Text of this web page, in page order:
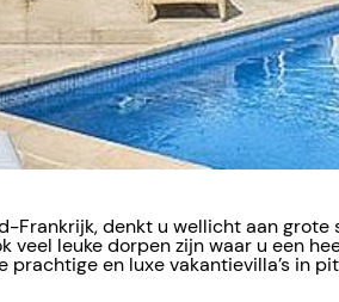
denkt u wellicht aan grote
veel leuke dorpen zijn waar u een
en luxe vakantievilla’s in